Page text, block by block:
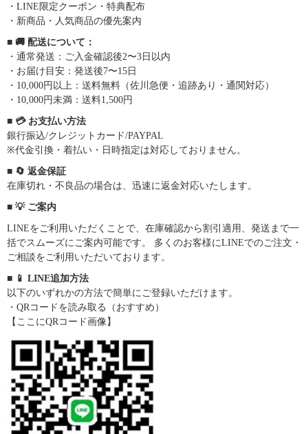
・LINE限定クーポン・特典配布
・新商品・人気商品の優先案内
■ 🚚 配送について：
・通常発送：ご入金確認後2〜3日以内
・お届け目安：発送後7〜15日
・10,000円以上：送料無料（佐川急便・追跡あり・通関対応）
・10,000円未満：送料1,500円
■ 💳 お支払い方法
銀行振込/クレジットカード/PAYPAL
※代金引換・着払い・日時指定は対応しておりません。
■ 🔄 返金保証
在庫切れ・不良品の場合は、迅速に返金対応いたします。
■ 💡 ご案内
LINEをご利用いただくことで、在庫確認から割引適用、発送まで一
括でスムーズにご案内可能です。 多くのお客様にLINEでのご注文・
ご相談をご利用いただいております。
■ 📱 LINE追加方法
以下のいずれかの方法で簡単にご登録いただけます。
・QRコードを読み取る（おすすめ）
【ここにQRコード画像】